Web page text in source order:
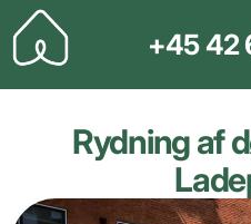
+45 42
Rydning af